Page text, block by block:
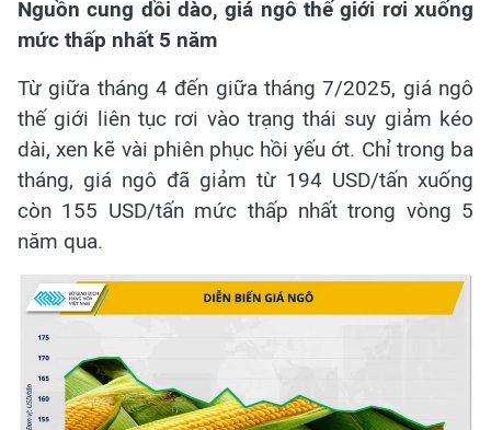
Nguồn cung dồi dào,giá ngô thế giới rơi xuống
mức thấp nhất 5 năm
Từ giữa tháng 4 đến giữa tháng 7/2025, giá ngô
thế giới liên tục rơi vào trạng thái suy giảm kéo
dài, xen kẽ vài phiên phục hồi yếu ớt. Chỉ trong ba
tháng, giá ngô đã giảm từ 194 USD/tấn xuống
còn 155 USD/tấn mức thấp nhất trong vòng 5
năm qua.